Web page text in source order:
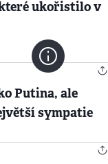
ukořistilo v
Putina, ale
sympatie